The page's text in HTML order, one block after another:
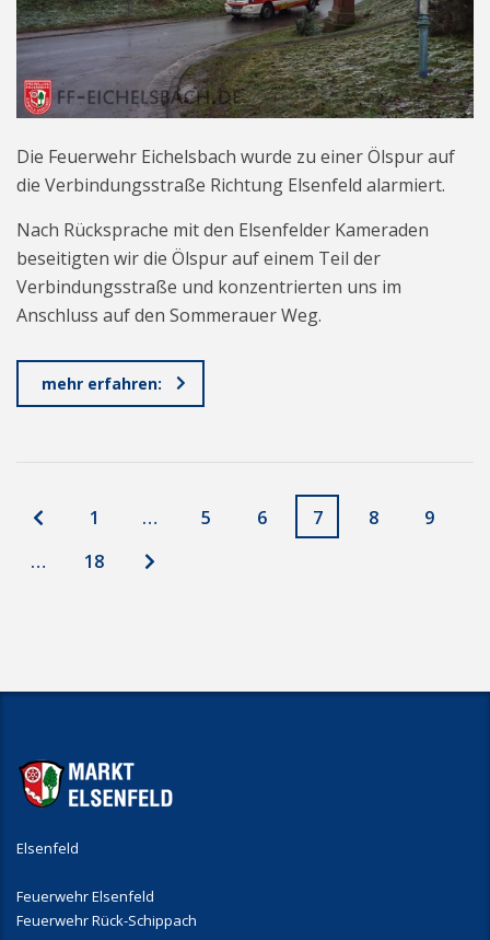
Die Feuerwehr Eichelsbach wurde zu einer Ölspur auf
die Verbindungsstraße Richtung Elsenfeld alarmiert.
Nach Rücksprache mit den Elsenfelder Kameraden
beseitigten wir die Ölspur auf einem Teil der
Verbindungsstraße und konzentrierten uns im
Anschluss auf den Sommerauer Weg.
mehr erfahren:
1 … 5 6 7 8
9
…
18
Elsenfeld
Feuerwehr Elsenfeld
Feuerwehr Rück-Schippach